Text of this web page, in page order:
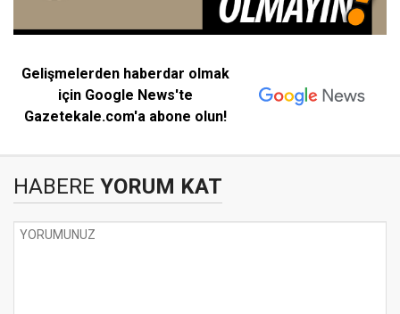
Gelişmelerden haberdar olmak
için Google News'te
Gazetekale.com'a abone olun!
HABERE YORUM KAT